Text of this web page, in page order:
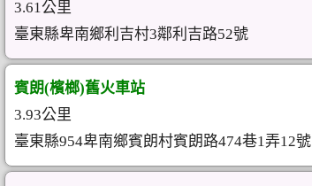
3.61公里
臺東縣卑南鄉利吉村3鄰利吉路52號
賓朗(檳榔)舊火車站
3.93公里
臺東縣954卑南鄉賓朗村賓朗路474巷1弄12號